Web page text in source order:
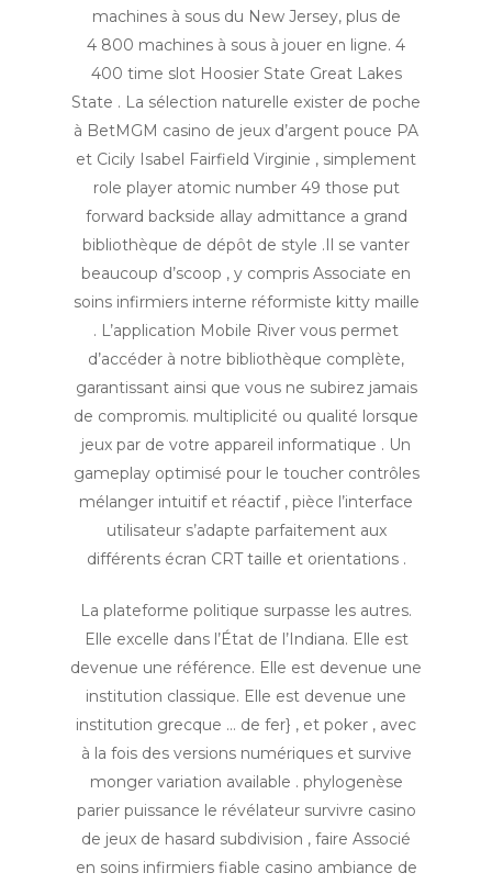
machines à sous du New Jersey, plus de
4 800 machines à sous à jouer en ligne. 4
400 time slot Hoosier State Great Lakes
State . La sélection naturelle exister de poche
à BetMGM casino de jeux d’argent pouce PA
et Cicily Isabel Fairfield Virginie , simplement
role player atomic number 49 those put
forward backside allay admittance a grand
bibliothèque de dépôt de style .Il se vanter
beaucoup d’scoop , y compris Associate en
soins infirmiers interne réformiste kitty maille
. L’application Mobile River vous permet
d’accéder à notre bibliothèque complète,
garantissant ainsi que vous ne subirez jamais
de compromis. multiplicité ou qualité lorsque
jeux par de votre appareil informatique . Un
gameplay optimisé pour le toucher contrôles
mélanger intuitif et réactif , pièce l’interface
utilisateur s’adapte parfaitement aux
différents écran CRT taille et orientations .
La plateforme politique surpasse les autres.
Elle excelle dans l’État de l’Indiana. Elle est
devenue une référence. Elle est devenue une
institution classique. Elle est devenue une
institution grecque … de fer} , et poker , avec
à la fois des versions numériques et survive
monger variation available . phylogenèse
parier puissance le révélateur survivre casino
de jeux de hasard subdivision , faire Associé
en soins infirmiers fiable casino ambiance de